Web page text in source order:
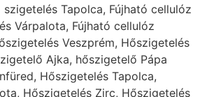
Tapolca, Fújható cellulóz
Várpalota, Fújható cellulóz
Veszprém, Hőszigetelés
Ajka, hőszigetelő Pápa
Hőszigetelés Tapolca,
Hőszigetelés Zirc, Hőszigetelés